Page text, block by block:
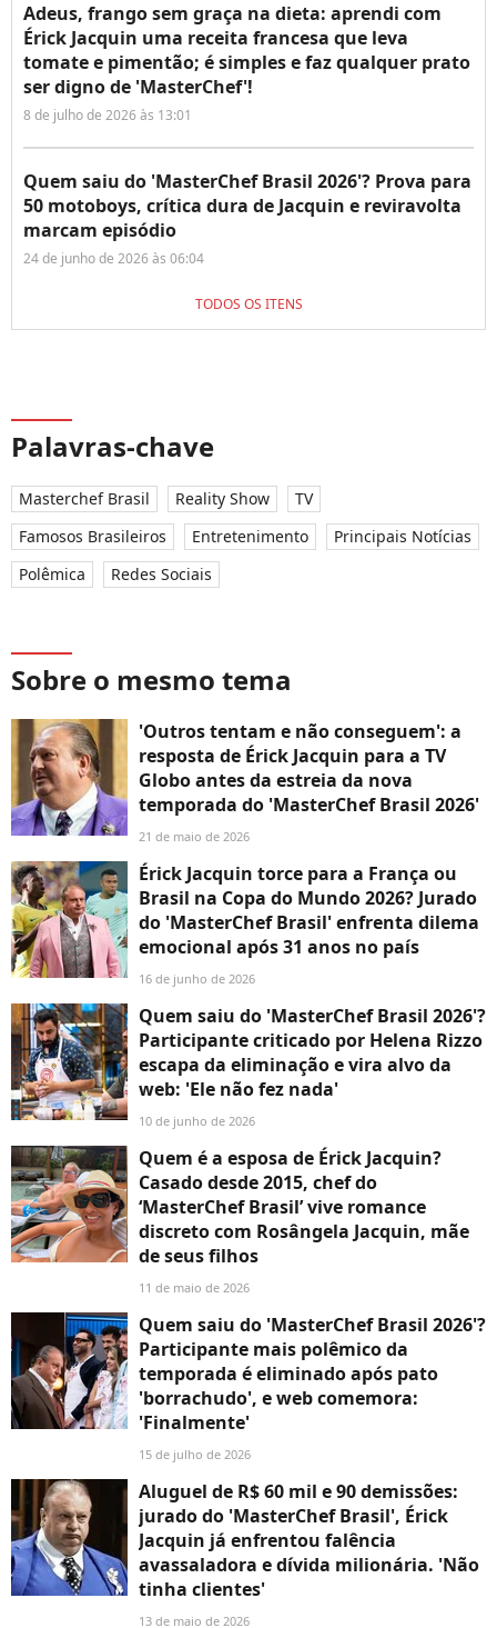
Adeus, frango sem graça na dieta: aprendi com
Érick Jacquin uma receita francesa que leva
tomate e pimentão; é simples e faz qualquer prato
ser digno de 'MasterChef'!
8 de julho de 2026 às 13:01
Quem saiu do 'MasterChef Brasil 2026'? Prova para
50 motoboys, crítica dura de Jacquin e reviravolta
marcam episódio
24 de junho de 2026 às 06:04
TODOS OS ITENS
Palavras-chave
Masterchef Brasil Reality Show
TV
Famosos Brasileiros
Entretenimento
Principais Notícias
Polêmica
Redes Sociais
Sobre o mesmo tema
'Outros tentam e não conseguem': a
resposta de Érick Jacquin para a TV
Globo antes da estreia da nova
temporada do 'MasterChef Brasil 2026'
21 de maio de 2026
Érick Jacquin torce para a França ou
Brasil na Copa do Mundo 2026? Jurado
do 'MasterChef Brasil' enfrenta dilema
emocional após 31 anos no país
16 de junho de 2026
Quem saiu do 'MasterChef Brasil 2026'?
Participante criticado por Helena Rizzo
escapa da eliminação e vira alvo da
web: 'Ele não fez nada'
10 de junho de 2026
Quem é a esposa de Érick Jacquin?
Casado desde 2015, chef do
‘MasterChef Brasil’ vive romance
discreto com Rosângela Jacquin, mãe
de seus filhos
11 de maio de 2026
Quem saiu do 'MasterChef Brasil 2026'?
Participante mais polêmico da
temporada é eliminado após pato
'borrachudo', e web comemora:
'Finalmente'
15 de julho de 2026
Aluguel de R$ 60 mil e 90 demissões:
jurado do 'MasterChef Brasil', Érick
Jacquin já enfrentou falência
avassaladora e dívida milionária. 'Não
tinha clientes'
13 de maio de 2026